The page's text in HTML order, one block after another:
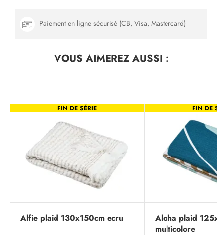
Paiement en ligne sécurisé (CB, Visa, Mastercard)
VOUS AIMEREZAUSSI :
FIN DE SÉRIE
Alfie plaid 130x150cm ecru
FIN DE
Aloha plaid
multicolore